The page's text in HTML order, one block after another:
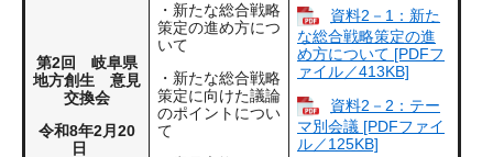
第2回 岐阜県
地方創生 意見
交換会
令和8年2月20
日
・新たな総合戦略
策定の進め方につ
いて
・新たな総合戦略
策定に向けた議論
のポイントについ
て
資料2－1：新た
な総合戦略策定の進
め方について [PDFフ
ァイル／413KB]
資料2－2：テー
マ別会議 [PDFファイ
ル／125KB]